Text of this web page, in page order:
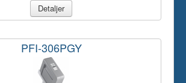
Detaljer
PFI-306PGY